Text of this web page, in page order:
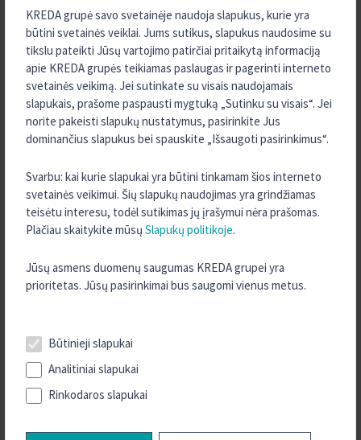
KREDA grupė savo svetainėje naudoja slapukus, kurie yra
būtini svetainės veiklai. Jums sutikus, slapukus naudosime su
tikslu pateikti Jūsų vartojimo patirčiai pritaikytą informaciją
apie KREDA grupės teikiamas paslaugas ir pagerinti interneto
svetainės veikimą. Jei sutinkate su visais naudojamais
slapukais, prašome paspausti mygtuką „Sutinku su visais“. Jei
norite pakeisti slapukų nustatymus, pasirinkite Jus
dominančius slapukus bei spauskite „Išsaugoti pasirinkimus“.
Svarbu: kai kurie slapukai yra būtini tinkamam šios interneto
svetainės veikimui. Šių slapukų naudojimas yra grindžiamas
teisėtu interesu, todėl sutikimas jų įrašymui nėra prašomas.
Plačiau skaitykite mūsų Slapukų politikoje.
Jūsų asmens duomenų saugumas KREDA grupei yra
prioritetas. Jūsų pasirinkimai bus saugomi vienus metus.
Būtinieji slapukai
Analitiniai slapukai
Rinkodaros slapukai
paskolų palūkanų rūšis – fiksuotas ar kintamąsias.
Teikiamos visos finansinės paslaugos
Kaip parodė praėjusių metų pabaigoje atlikto „Kreda“ grupės
žinomumo tyrimas, net 65 proc. respondentų, kurie nebuvo
naudojęsi kredito unijos paslaugomis, svarstytų tą daryti.
Pagrindiniai jų įvardyti motyvai rinktis „Kreda“ grupės kredito unijas
Teigiamai įvertintas ir „Kreda“ grupės kredito unijų požiūris į klientą
bei kompetentingi darbuotojai.
Nors neretai kredito unijos siejamos tik su kreditavimo paslauga –
tampa vis patrauklesne alternatyva komerciniams bankams arba
būna pasirenkamos kaip antroji finansų įstaiga, kuri pasitelkiama
Kredito unijos teikia klientams tokias pačias garantijas kaip ir
bankai: tiek vieni, tiek kiti yra ne tik prižiūrimi Lietuvos banko, bet
taip pat yra ir Lietuvos Respublikos indėlių draudimo sistemos
100 tūkst. eurų yra apdrausti VšĮ „Indėlių ir investicijų draudimas“,